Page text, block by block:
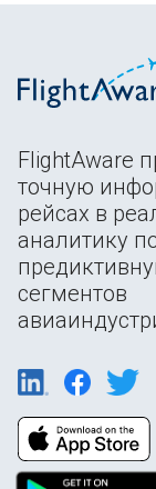
FlightAware
точную
рейсах в
аналитику
сегментов